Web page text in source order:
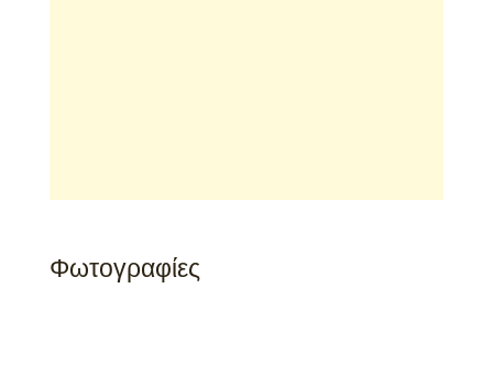
Φωτογραφίες